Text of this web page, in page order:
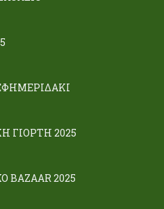
ΓΙΟΡΤΗ 2025
BAZAAR 2025